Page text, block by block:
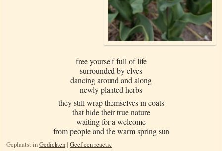
free yourself full of life
surrounded by elves
dancing around and along
newly planted herbs
they still wrap themselves in coats
that hide their true nature
waiting for a welcome
from people and the warm spring sun
Geplaatst inGedichten | Geef een reactie